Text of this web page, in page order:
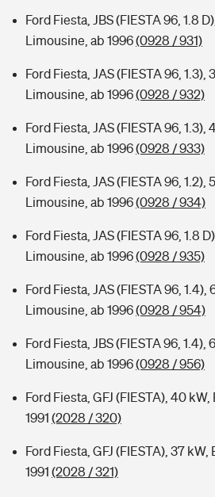
Ford Fiesta, JBS (FIESTA 96, 1.8
Limousine, ab 1996(0928 / 931)
Ford Fiesta, JAS (FIESTA 96, 1.3),
Limousine, ab 1996(0928 / 932)
Ford Fiesta, JAS (FIESTA 96, 1.3),
Limousine, ab 1996(0928 / 933)
Ford Fiesta, JAS (FIESTA 96, 1.2),
Limousine, ab 1996(0928 / 934)
Ford Fiesta, JAS (FIESTA 96, 1.8
Limousine, ab 1996(0928 / 935)
Ford Fiesta, JAS (FIESTA 96, 1.4),
Limousine, ab 1996(0928 / 954)
Ford Fiesta, JBS (FIESTA 96, 1.4),
Limousine, ab 1996(0928 / 956)
Ford Fiesta, GFJ (FIESTA), 40
1991 (2028 / 320)
Ford Fiesta, GFJ (FIESTA), 37
1991 (2028 / 321)